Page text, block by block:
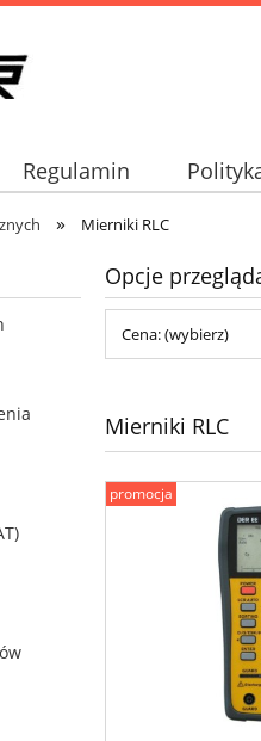
Regulamin
» Mierniki RLC
Opcje
Cena: (wybierz)
Mierniki RLC
promocja